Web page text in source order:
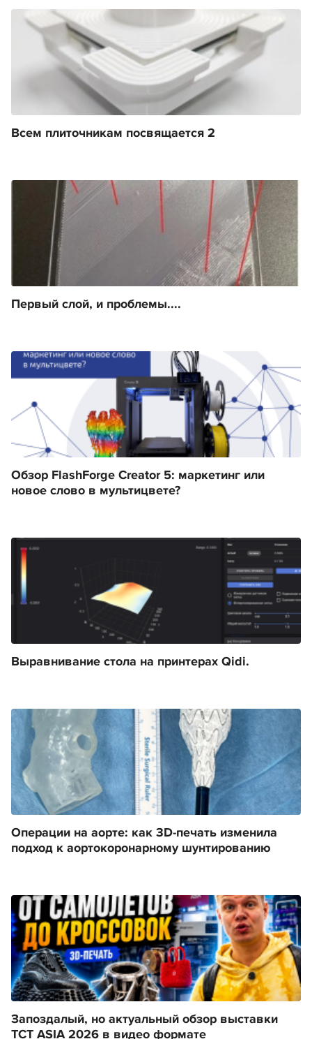
Всем плиточникам посвящается 2
Первый слой, и проблемы....
Обзор FlashForge Creator 5: маркетинг или
новое слово в мультицвете?
Выравнивание стола на принтерах Qidi.
Операции на аорте: как 3D-печать изменила
подход к аортокоронарному шунтированию
Запоздалый, но актуальный обзор выставки
TCT ASIA 2026 в видео формате